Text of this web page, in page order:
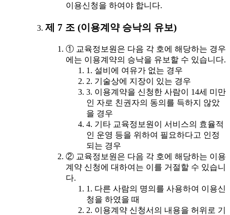
이용신청을 하여야 합니다.
제 7 조 (이용계약 승낙의 유보)
① 교육정보원은 다음 각 호에 해당하는 경우
에는 이용계약의 승낙을 유보할 수 있습니다.
1. 설비에 여유가 없는 경우
2. 기술상에 지장이 있는 경우
3. 이용계약을 신청한 사람이 14세 미만
인 자로 친권자의 동의를 득하지 않았
을 경우
4. 기타 교육정보원이 서비스의 효율적
인 운영 등을 위하여 필요하다고 인정
되는 경우
② 교육정보원은 다음 각 호에 해당하는 이용
계약 신청에 대하여는 이를 거절할 수 있습니
다.
1. 다른 사람의 명의를 사용하여 이용신
청을 하였을 때
2. 이용계약 신청서의 내용을 허위로 기